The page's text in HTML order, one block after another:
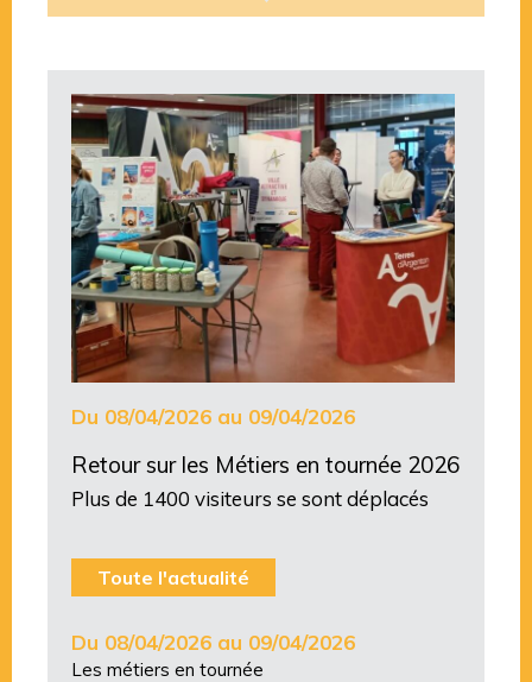
Du 08/04/2026 au 09/04/2026
Retour sur les Métiers en tournée 2026
Plus de 1400 visiteurs se sont déplacés
Toute l'actualité
Du 08/04/2026 au 09/04/2026
Les métiers en tournée